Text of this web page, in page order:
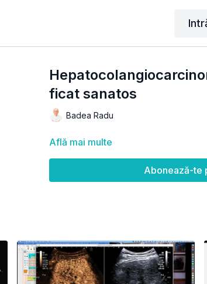
ficat sanatos
Badea Radu
Află mai multe
Abonează-te